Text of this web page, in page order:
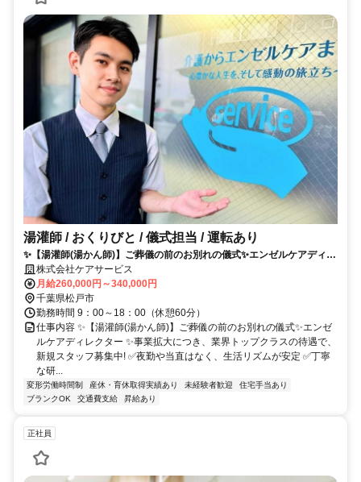
湯灌師 / おくりびと / 儀式担当 / 運転あり
✨【湯灌師(湯かん師)】ご葬儀の前のお別れの儀式✨エンゼルケアディレ
クター
株式会社ケアサービス
月給260,000円～340,000円
千葉県松戸市
勤務時間 9：00～18：00（休憩60分）
仕事内容 ✨【湯灌師(湯かん師)】ご葬儀の前のお別れの儀式✨エンゼ
ルケアディレクター ✨事業拡大につき、業界トップクラスの待遇で、
新規スタッフ募集中! ✅夜勤や当直はなく、生活リズムが安定 ✅丁寧
な研...
変形労働時間制 産休・育休取得実績あり 未経験者歓迎
住宅手当あり
ブランクOK
交通費支給 昇給あり
正社員